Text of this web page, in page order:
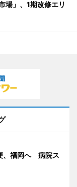
場」、1期改修エリ
、福岡へ 病院ス